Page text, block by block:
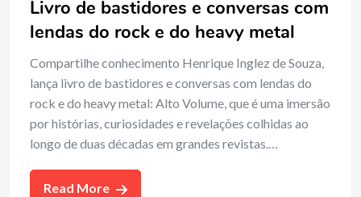
Livro de bastidores e conversas com
lendas do rock e do heavy metal
Compartilhe conhecimento Henrique Inglez de Souza,
lança livro de bastidores e conversas com lendas do
rock e do heavy metal: Alto Volume, que é uma imersão
por histórias, curiosidades e revelações colhidas ao
longo de duas décadas em grandes revistas.…
Read More